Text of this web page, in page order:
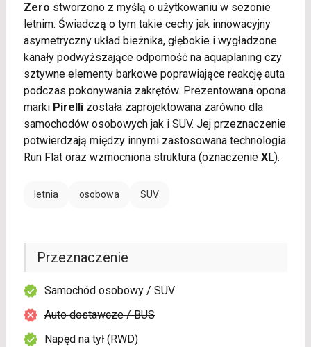
Zero stworzono z myślą o użytkowaniu w sezonie
letnim. Świadczą o tym takie cechy jak innowacyjny
asymetryczny układ bieżnika, głębokie i wygładzone
kanały podwyższające odporność na aquaplaning czy
sztywne elementy barkowe poprawiające reakcję auta
podczas pokonywania zakrętów. Prezentowana opona
marki Pirellizostała zaprojektowana zarówno dla
samochodów osobowych jak i SUV. Jej przeznaczenie
potwierdzają między innymi zastosowana technologia
Run Flat oraz wzmocniona struktura (oznaczenie XL).
letnia osobowa SUV
Przeznaczenie
Samochód osobowy / SUV
Auto dostawcze / BUS
Napęd na tył (RWD)